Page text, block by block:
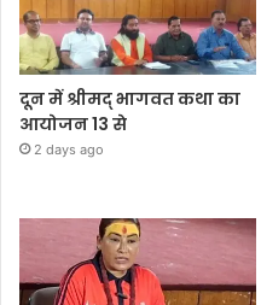
दून में श्रीमद् भागवत कथा का
आयोजन 13 से
2 days ago